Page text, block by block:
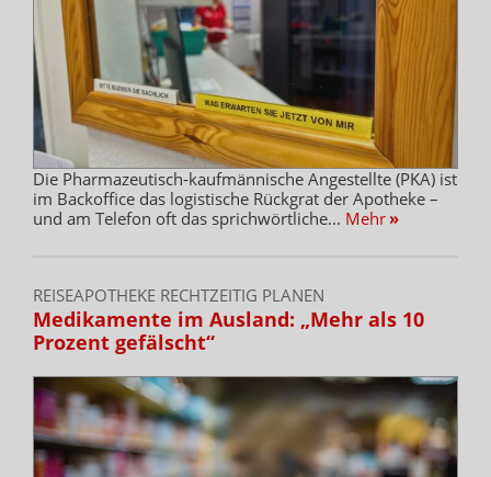
Die Pharmazeutisch-kaufmännische Angestellte (PKA) ist
im Backoffice das logistische Rückgrat der Apotheke –
und am Telefon oft das sprichwörtliche... Mehr »
REISEAPOTHEKE RECHTZEITIG PLANEN
Medikamente im Ausland: „Mehr als 10
Prozent gefälscht“